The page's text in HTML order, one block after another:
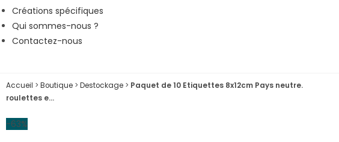
Créations spécifiques
Qui sommes-nous ?
Contactez-nous
Accueil > Boutique > Destockage > Paquet de 10 Etiquettes 8x12cm Pays neutre.
roulettes e…
-63%